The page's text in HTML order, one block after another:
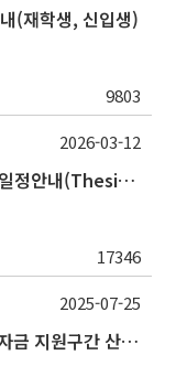
(재학생, 신입생)
9803
2026학년도 1학기 석 · 박사 논문심사 일정안내(Thesis Defense Schedules)
17346
2026-03-12
[장학금 신청자 필독] 한국장학재단 학자금 지원구간 산정 권고
2025-07-25